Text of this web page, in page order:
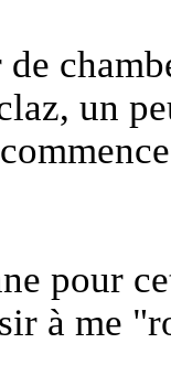
un
pour
à me